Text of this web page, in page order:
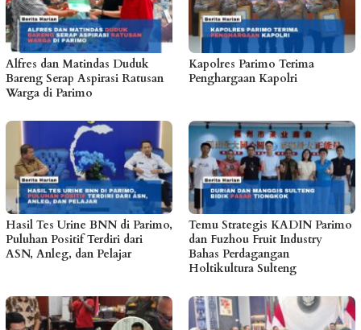
Alfres dan Matindas Duduk
Bareng Serap Aspirasi Ratusan
Warga di Parimo
Kapolres Parimo Terima
Penghargaan Kapolri
Hasil Tes Urine BNN di Parimo,
Puluhan Positif Terdiri dari
ASN, Anleg, dan Pelajar
Temu Strategis KADIN Parimo
dan Fuzhou Fruit Industry
Bahas Perdagangan
Holtikultura Sulteng